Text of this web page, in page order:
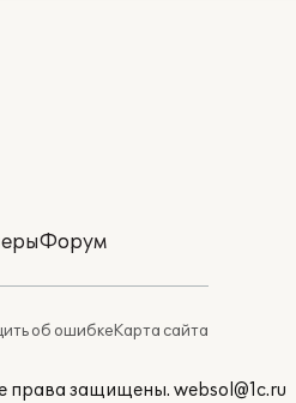
Форум
об ошибкеКарта сайта
права защищены. websol@1c.ru